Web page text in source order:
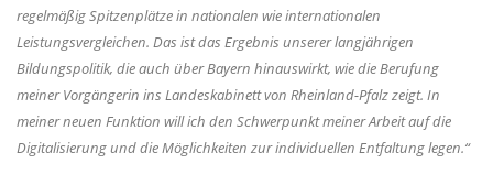
regelmäßig Spitzenplätze in nationalen wie internationalen
Leistungsvergleichen. Das ist das Ergebnis unserer langjährigen
Bildungspolitik, die auch über Bayern hinauswirkt, wie die Berufung
meiner Vorgängerin ins Landeskabinett von Rheinland-Pfalz zeigt. In
meiner neuen Funktion will ich den Schwerpunkt meiner Arbeit auf die
Digitalisierung und die Möglichkeiten zur individuellen Entfaltung legen.“